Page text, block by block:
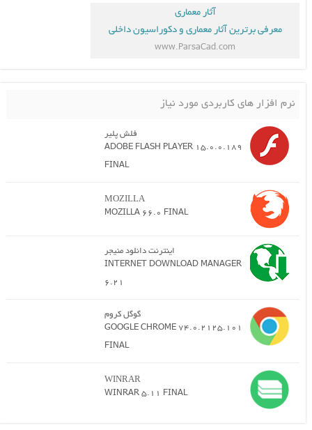
آثار معماری
معرفی برترین آثار معماری و دکوراسیون داخلی
www.ParsaCad.com
نرم افزار های کاربردی مورد نیاز
فلش پلیر
ADOBE FLASH PLAYER 15.0.0.189
FINAL
MOZILLA
MOZILLA 66.0 FINAL
اینترنت دانلود منیجر
INTERNET DOWNLOAD MANAGER
6.21
گوگل کروم
GOOGLE CHROME 74.0.2125.101
FINAL
WINRAR
WINRAR 5.11 FINAL